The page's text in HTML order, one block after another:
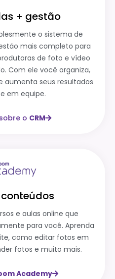
+ gestão
o sistema de
mais completo para
de foto e vídeo
Com ele você organiza,
aumenta seus resultados
em equipe.
o CRM
e aulas online que
para você. Aprenda
como editar fotos em
fotos e muito mais.
Academy